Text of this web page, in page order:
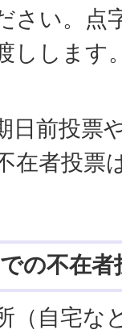
さい。点
しします
日前投票
在者投票
の不在者
（自宅な